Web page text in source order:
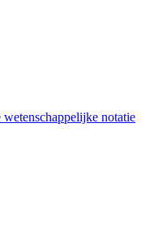
notatie